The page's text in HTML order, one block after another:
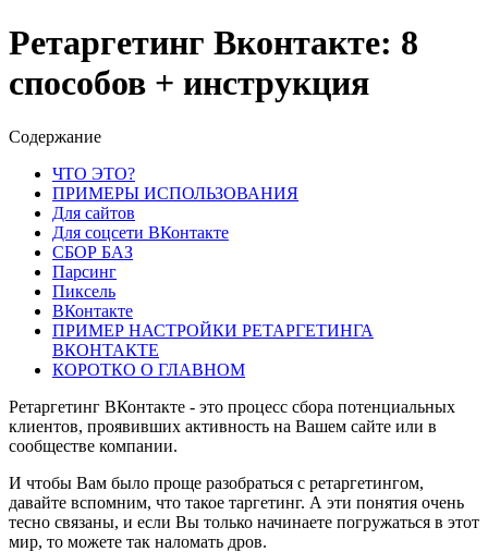
Ретаргетинг Вконтакте: 8
способов + инструкция
Содержание
ЧТО ЭТО?
ПРИМЕРЫ ИСПОЛЬЗОВАНИЯ
Для сайтов
Для соцсети ВКонтакте
СБОР БАЗ
Парсинг
Пиксель
ВКонтакте
ПРИМЕР НАСТРОЙКИ РЕТАРГЕТИНГА
ВКОНТАКТЕ
КОРОТКО О ГЛАВНОМ
Ретаргетинг ВКонтакте - это процесс сбора потенциальных
клиентов, проявивших активность на Вашем сайте или в
сообществе компании.
И чтобы Вам было проще разобраться с ретаргетингом,
давайте вспомним, что такое таргетинг. А эти понятия очень
тесно связаны, и если Вы только начинаете погружаться в этот
мир, то можете так наломать дров.